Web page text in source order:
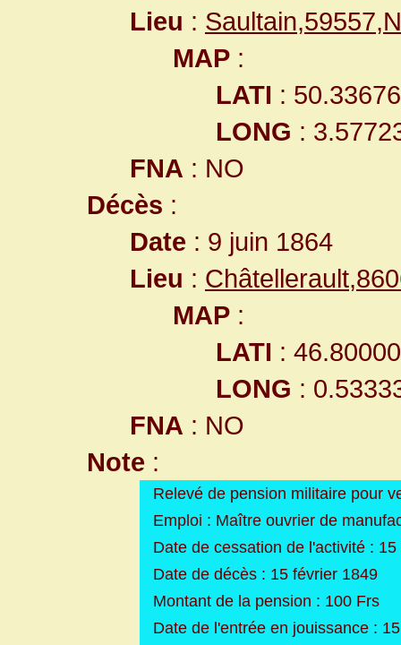
Lieu :
MAP :
LATI :
LONG :
FNA : NO
Décès :
Date : 9 juin 1864
Lieu :
MAP :
LATI :
LONG :
FNA : NO
Note :
Relevé de pension militaire pour
Emploi : Maître ouvrier de
Date de cessation de l'activité :
Date de décès : 15 février 1849
Montant de la pension : 100 Frs
Date de l'entrée en jouissance :